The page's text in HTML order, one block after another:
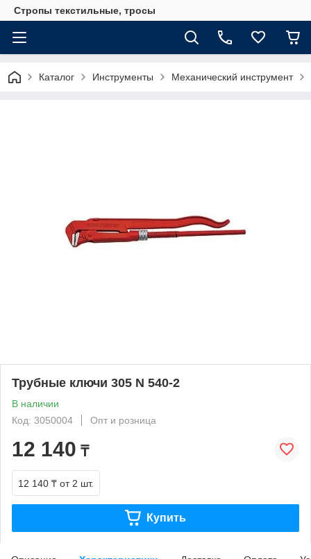
Стропы текстильные, тросы
Каталог Инструменты Механический инструмент
Трубные ключи 305 N 540-2
В наличии
Код: 3050004
Опт и розница
12 140 ₸
12 140 ₸ от 2 шт.
Купить